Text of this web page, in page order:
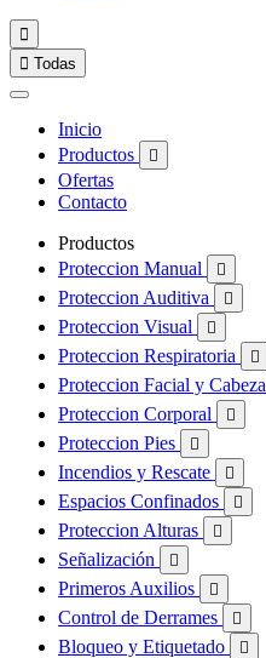

 Todas
Inicio
Productos

Ofertas
Contacto
Productos
Proteccion Manual

Proteccion Auditiva 
Proteccion Visual 
Proteccion Respiratoria 
Proteccion Facial y Cabeza
Proteccion Corporal 
Proteccion Pies 
Incendios y Rescate 
Espacios Confinados 
Proteccion Alturas 
Señalización 
Primeros Auxilios 
Control de Derrames 
Bloqueo y Etiquetado 